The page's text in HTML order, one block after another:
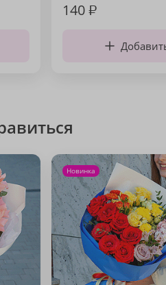
140₽
Новинка